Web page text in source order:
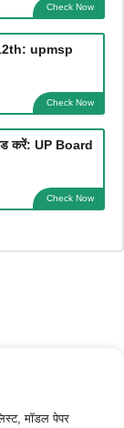
Check Now
upmsp
Check Now
करें: UP Board
Check Now
मॉडल पेपर